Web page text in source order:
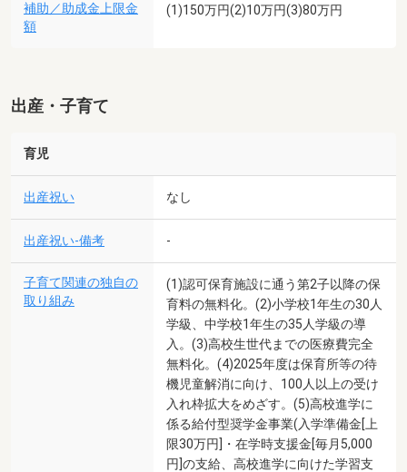
補助／助成金上限金
額
(1)150万円(2)10万円(3)80万円
出産・子育て
育児
出産祝い なし
出産祝い-備考 -
子育て関連の独自の
取り組み
(1)認可保育施設に通う第2子以降の保
育料の無料化。(2)小学校1年生の30人
学級、中学校1年生の35人学級の導
入。(3)高校生世代までの医療費完全
無料化。(4)2025年度は保育所等の待
機児童解消に向け、100人以上の受け
入れ枠拡大をめざす。(5)高校進学に
係る給付型奨学金事業(入学準備金[上
限30万円]・在学時支援金[毎月5,000
円]の支給、高校進学に向けた学習支